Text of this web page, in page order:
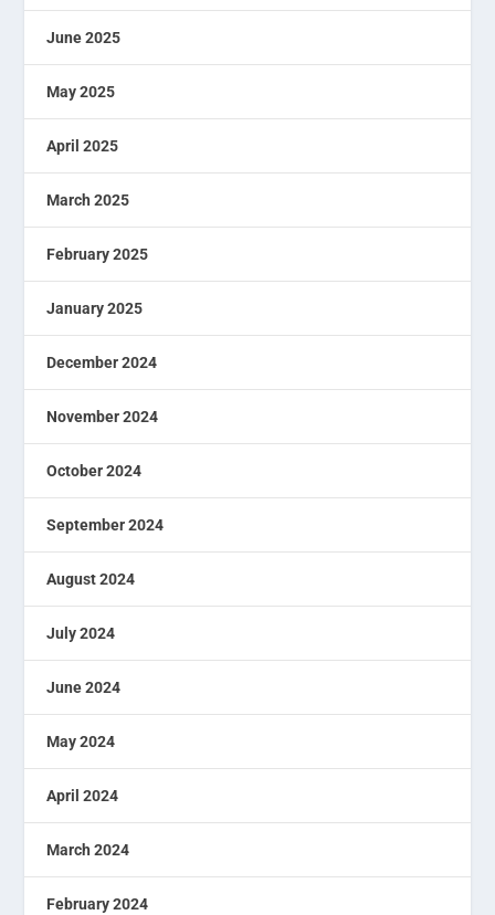
June 2025
May 2025
April 2025
March 2025
February 2025
January 2025
December 2024
November 2024
October 2024
September 2024
August 2024
July 2024
June 2024
May 2024
April 2024
March 2024
February 2024